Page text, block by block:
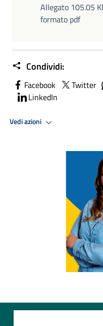
Allegato 105.05
formato pdf
Condividi:
Facebook Twitter
LinkedIn
Vedi azioni